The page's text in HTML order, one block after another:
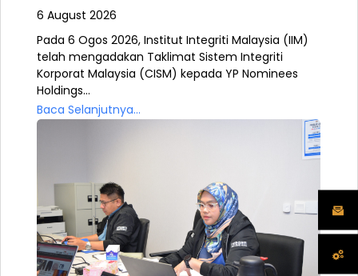
6 August 2026
Pada 6 Ogos 2026, Institut Integriti Malaysia (IIM)
telah mengadakan Taklimat Sistem Integriti
Korporat Malaysia (CISM) kepada YP Nominees
Holdings...
Baca Selanjutnya...